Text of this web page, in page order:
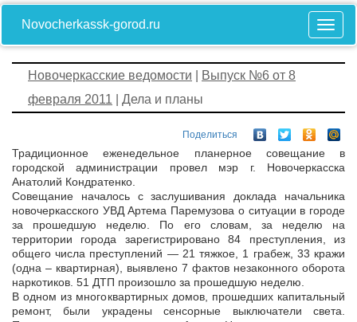
Novocherkassk-gorod.ru
Новочеркасские ведомости
Выпуск №6 от 8
февраля 2011 | Дела и планы
Поделиться
Традиционное еженедельное планерное совещание в
городской администрации провел мэр г. Новочеркасска
Анатолий Кондратенко.
Совещание началось с заслушивания доклада начальника
новочеркасского УВД Артема Паремузова о ситуации в городе
за прошедшую неделю. По его словам, за неделю на
территории города зарегистрировано 84 преступления, из
общего числа преступлений — 21 тяжкое, 1 грабеж, 33 кражи
(одна – квартирная), выявлено 7 фактов незаконного оборота
наркотиков. 51 ДТП произошло за прошедшую неделю.
В одном из многоквартирных домов, прошедших капитальный
ремонт, были украдены сенсорные выключатели света.